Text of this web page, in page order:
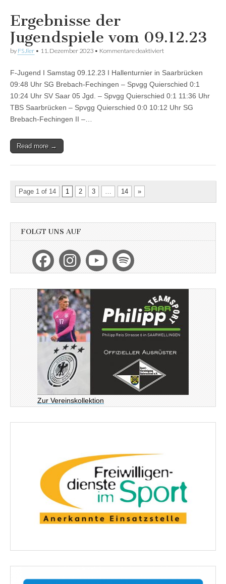
Ergebnisse der
Jugendspiele vom 09.12.23
by FSJler • 11. Dezember 2023 • Kommentare deaktiviertfür
Jugendspiele
vom
F-Jugend I Samstag 09.12.23 I Hallenturnier in Saarbrücken
09:48 Uhr SG Brebach-Fechingen – Spvgg Quierschied 0:1
10:24 Uhr SV Saar 05 Jgd. – Spvgg Quierschied 0:1 11:36 Uhr
TBS Saarbrücken – Spvgg Quierschied 0:0 10:12 Uhr SG
Brebach-Fechingen II –…
Read more →
Page 1 of 14 1 2 3 … 14 »
FOLGT UNS AUF
Zur Vereinskollektion